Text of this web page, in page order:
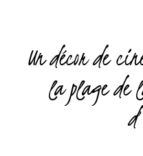
Un décor de
la plage de